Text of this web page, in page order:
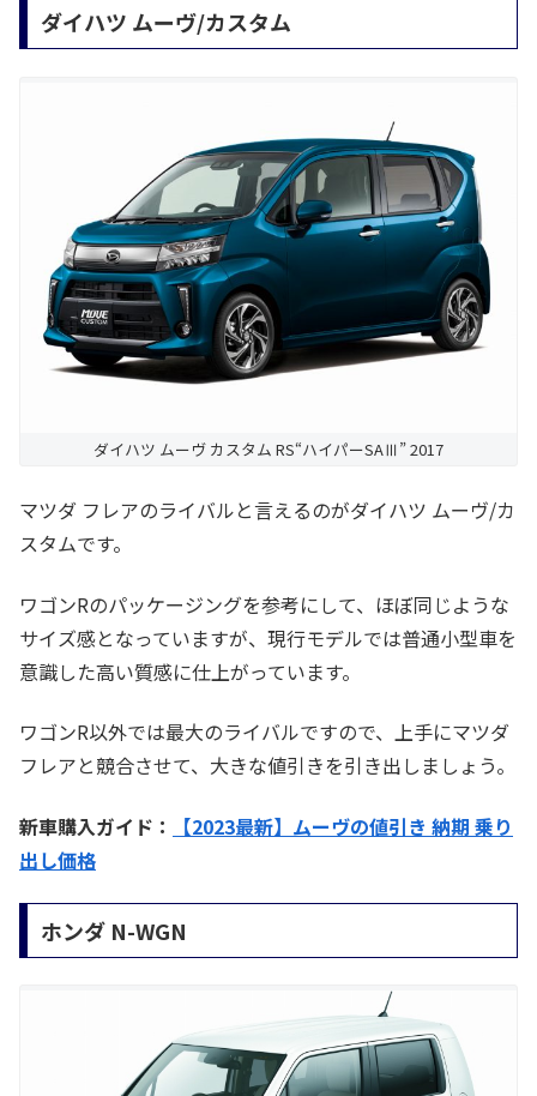
ダイハツ ムーヴ/カスタム
ダイハツ ムーヴ カスタム RS“ハイパーSAⅢ” 2017
マツダ フレアのライバルと言えるのがダイハツ ムーヴ/カ
スタムです。
ワゴンRのパッケージングを参考にして、ほぼ同じような
サイズ感となっていますが、現行モデルでは普通小型車を
意識した高い質感に仕上がっています。
ワゴンR以外では最大のライバルですので、上手にマツダ
フレアと競合させて、大きな値引きを引き出しましょう。
新車購入ガイド：
【2023最新】ムーヴの値引き 納期 乗り
出し価格
ホンダ N-WGN